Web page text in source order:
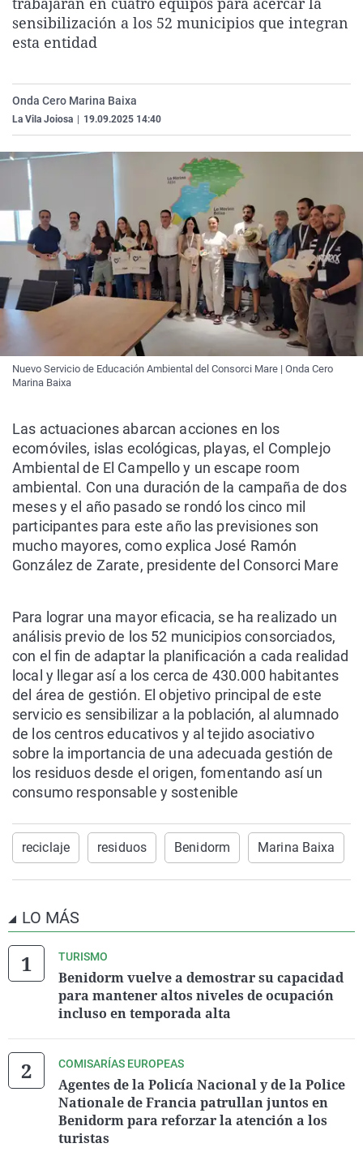
La rosa de los vientos
Caso
Extremadura
Virales
sensibilización a los 52 municipios que integran
esta entidad
Onda Cero Marina Baixa
La Vila Joiosa 19.09.2025 14:40
Nuevo Servicio de Educación Ambiental del Consorci Mare | Onda Cero
Marina Baixa
Las actuaciones abarcan acciones en los
ecomóviles, islas ecológicas, playas, el Complejo
Ambiental de El Campello y un escape room
ambiental. Con una duración de la campaña de dos
meses y el año pasado se rondó los cinco mil
participantes para este año las previsiones son
mucho mayores, como explica José Ramón
González de Zarate, presidente del Consorci Mare
Para lograr una mayor eficacia, se ha realizado un
análisis previo de los 52 municipios consorciados,
con el fin de adaptar la planificación a cada realidad
local y llegar así a los cerca de 430.000 habitantes
del área de gestión. El objetivo principal de este
servicio es sensibilizar a la población, al alumnado
de los centros educativos y al tejido asociativo
sobre la importancia de una adecuada gestión de
los residuos desde el origen, fomentando así un
consumo responsable y sostenible
reciclaje residuos Benidorm Marina Baixa
LO MÁS
TURISMO
Benidorm vuelve a demostrar su capacidad
para mantener altos niveles de ocupación
incluso en temporada alta
COMISARÍAS EUROPEAS
Agentes de la Policía Nacional y de la Police
Nationale de Francia patrullan juntos en
Benidorm para reforzar la atención a los
turistas